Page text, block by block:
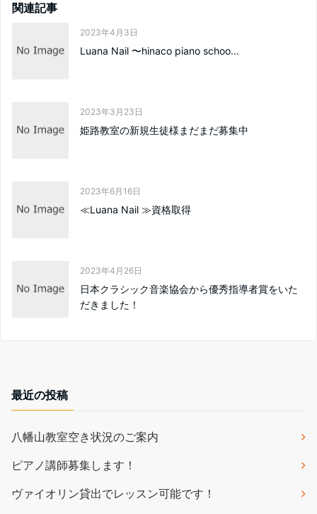
関連記事
2023年4月3日
Luana Nail 〜hinaco piano schoo...
2023年3月23日
姫路教室の新規生徒様まだまだ募集中
2023年6月16日
≪Luana Nail ≫資格取得
2023年4月26日
日本クラシック音楽協会から優秀指導者賞をいた
だきました！
最近の投稿
八幡山教室空き状況のご案内
ピアノ講師募集します！
ヴァイオリン貸出でレッスン可能です！